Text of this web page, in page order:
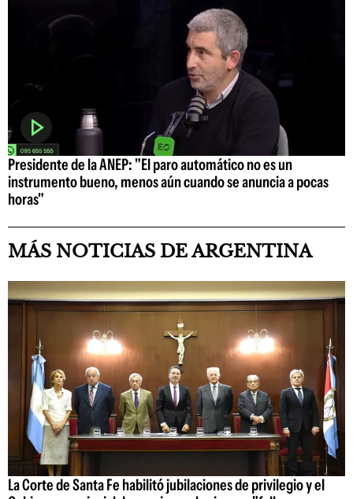
Presidente de la ANEP: "El paro automático no es un
instrumento bueno, menos aún cuando se anuncia a pocas
horas"
MÁS NOTICIAS DE ARGENTINA
La Corte de Santa Fe habilitó jubilaciones de privilegio y el